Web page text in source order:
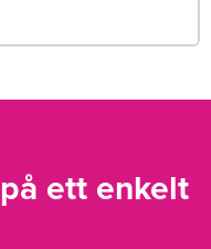
ett enkelt